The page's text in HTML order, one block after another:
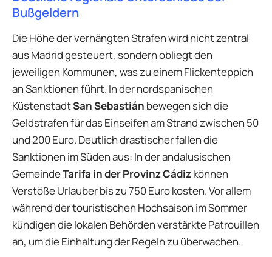
Bußgeldern
Die Höhe der verhängten Strafen wird nicht zentral
aus Madrid gesteuert, sondern obliegt den
jeweiligen Kommunen, was zu einem Flickenteppich
an Sanktionen führt. In der nordspanischen
KüstenstadtSan Sebastián bewegen sich die
Geldstrafen für das Einseifen am Strand zwischen 50
und 200 Euro. Deutlich drastischer fallen die
Sanktionen im Süden aus: In der andalusischen
GemeindeTarifa in der Provinz Cádizkönnen
Verstöße Urlauber bis zu 750 Euro kosten. Vor allem
während der touristischen Hochsaison im Sommer
kündigen die lokalen Behörden verstärkte Patrouillen
an, um die Einhaltung der Regeln zu überwachen.